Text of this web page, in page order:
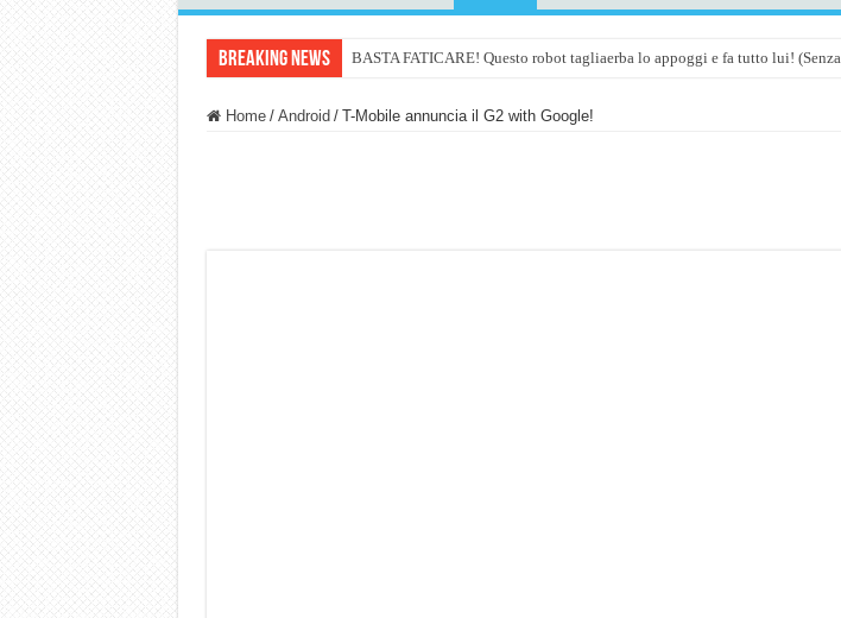
Breaking News BASTA FATICARE! Questo robot tagliaerba lo appoggi e fa tutto lui!
Home / Android / T-Mobile annuncia il G2 with Google!